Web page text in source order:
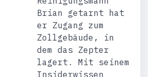
Brian getarnt hat
er Zugang zum
Zollgebäude, in
dem das Zepter
lagert. Mit seinem
Insiderwissen